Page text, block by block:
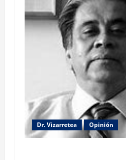
Dr. Vizarretea Opinión